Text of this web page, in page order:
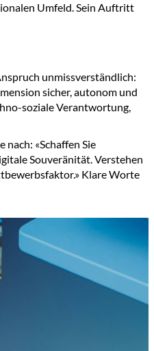
Umfeld. Sein Auftritt
unmissverständlich:
sicher, autonom und
soziale Verantwortung,
«Schaffen Sie
Souveränität. Verstehen
Klare Worte